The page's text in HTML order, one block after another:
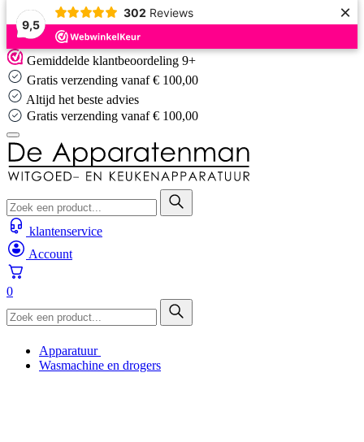
9,5
302 Reviews ×
Skip
to
content
Gemiddelde klantbeoordeling 9+
Gratis verzending vanaf € 100,00
Altijd het beste advies
Altijd het beste advies
klantenservice
Account
0
Apparatuur
Wasmachine en drogers